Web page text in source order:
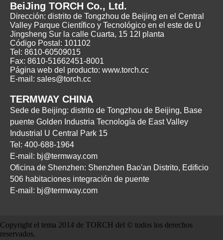
BeiJing TORCH Co., Ltd.
Dirección: distrito de Tongzhou de Beijing en el Central
Valley Parque Científico y Tecnológico en el este de U
Jingsheng Sur la calle Cuarta, 15 12I planta
Código Postal: 101102
Tel: 8610-60509015
Fax: 8610-51662451-8001
Página web del producto: www.torch.cc
E-mail: sales@torch.cc
TERMWAY CHINA
Sede de Beijing: distrito de Tongzhou de Beijing, Base
puente Golden Industria Tecnología de East Valley
Industrial U Central Park 15
Tel: 400-688-1964
E-mail: bj@termway.com
Oficina de Shenzhen: Shenzhen Bao'an Distrito, Edificio
506 habitaciones integración de puente
E-mail: bj@termway.com
Copyright el tema 2014 de TORCH del © todos los derechos
reservados.